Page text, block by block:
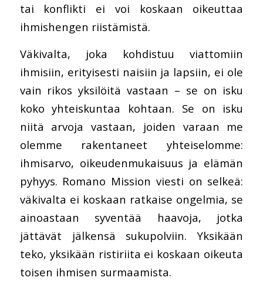
tai konflikti ei voi koskaan oikeuttaa
ihmishengen riistämistä.
Väkivalta, joka kohdistuu viattomiin
ihmisiin, erityisesti naisiin ja lapsiin, ei ole
vain rikos yksilöitä vastaan – se on isku
koko yhteiskuntaa kohtaan. Se on isku
niitä arvoja vastaan, joiden varaan me
olemme rakentaneet yhteiselomme:
ihmisarvo, oikeudenmukaisuus ja elämän
pyhyys. Romano Mission viesti on selkeä:
väkivalta ei koskaan ratkaise ongelmia, se
ainoastaan syventää haavoja, jotka
jättävät jälkensä sukupolviin. Yksikään
teko, yksikään ristiriita ei koskaan oikeuta
toisen ihmisen surmaamista.